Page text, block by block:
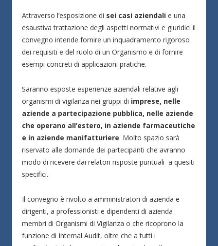
Attraverso l’esposizione di sei casi aziendali e una
esaustiva trattazione degli aspetti normativi e giuridici il
convegno intende fornire un inquadramento rigoroso
dei requisiti e del ruolo di un Organismo e di fornire
esempi concreti di applicazioni pratiche.
Saranno esposte esperienze aziendali relative agli
organismi di vigilanza nei gruppi di imprese, nelle
aziende a partecipazione pubblica, nelle aziende
che operano all’estero, in aziende farmaceutiche
e in aziende manifatturiere. Molto spazio sarà
riservato alle domande dei partecipanti che avranno
modo di ricevere dai relatori risposte puntuali a quesiti
specifici.
Il convegno è rivolto a amministratori di azienda e
dirigenti, a professionisti e dipendenti di azienda
membri di Organismi di Vigilanza o che ricoprono la
funzione di Internal Audit, oltre che a tutti i